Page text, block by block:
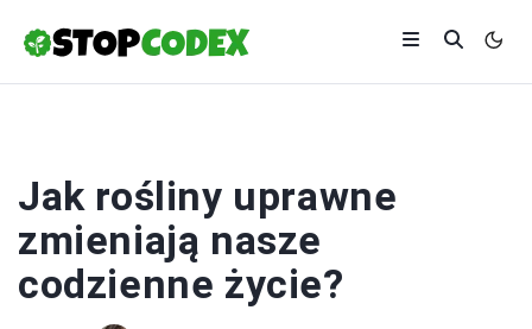
Jak rośliny uprawne
zmieniają nasze
codzienne życie?